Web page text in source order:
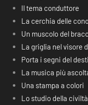
Il tema conduttore
La cerchia delle
Un muscolo del
La griglia nel visore
Porta i segni del
La musica più
Una stampa a colori
Lo studio della